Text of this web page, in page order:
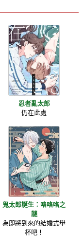
忍者亂太郎
仍在此處
鬼太郎誕生：咯咯咯之
謎
為即將到來的結婚式舉
杯吧！